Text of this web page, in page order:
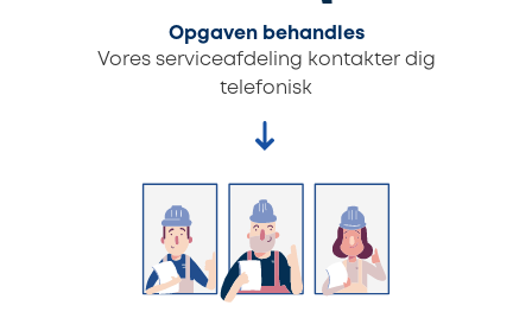
Opgaven behandles
Vores serviceafdeling kontakter dig
telefonisk